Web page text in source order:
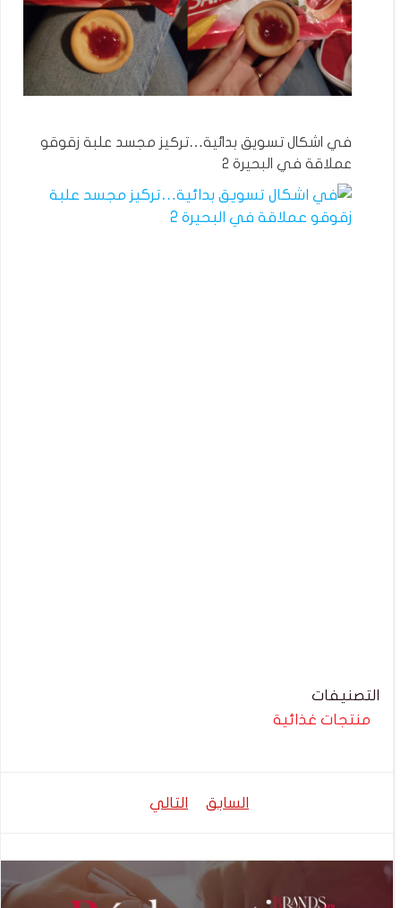
في اشكال تسويق بدائية…تركيز مجسد علبة زقوقو
عملاقة في البحيرة 2
التصنيفات
منتجات غذائية
السابق
تصفّح
التالي